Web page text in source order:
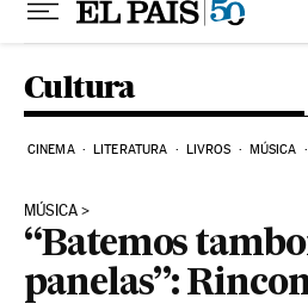
Cultura
CINEMA LITERATURA LIVROS MÚSICA
MÚSICA
“Batemos
panelas”: